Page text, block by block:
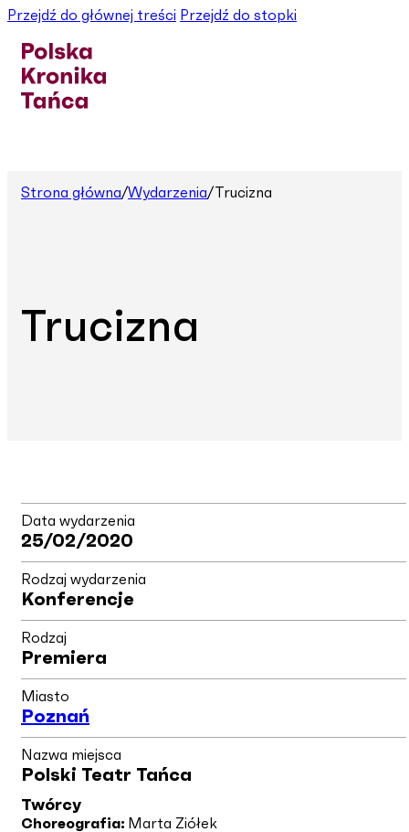
Przejdź do głównej treści Przejdź do stopki
Strona główna/Wydarzenia/Trucizna
Trucizna
Data wydarzenia
25/02/2020
Rodzaj wydarzenia
Konferencje
Rodzaj
Premiera
Miasto
Poznań
Nazwa miejsca
Polski Teatr Tańca
Twórcy
Choreografia: Marta Ziółek